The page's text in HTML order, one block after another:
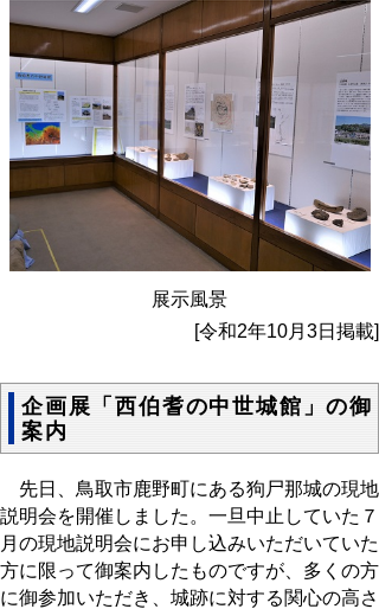
展示風景
[令和2年10月3日掲載]
企画展「西伯耆の中世城館」の御
案内
先日、鳥取市鹿野町にある狗尸那城の現地
説明会を開催しました。一旦中止していた７
月の現地説明会にお申し込みいただいていた
方に限って御案内したものですが、多くの方
に御参加いただき、城跡に対する関心の高さ